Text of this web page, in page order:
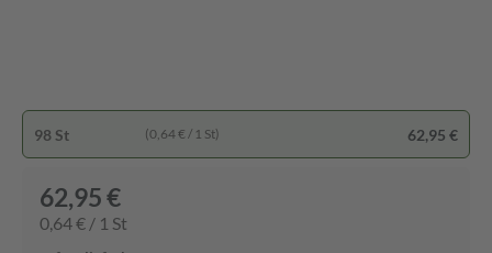
98 St (0,64 € / 1 St) 62,95 €
62,95 €
0,64 € / 1 St